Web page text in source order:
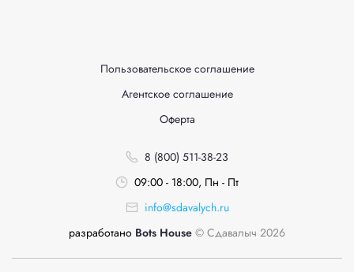
Пользовательское соглашение
Агентское соглашение
Оферта
8 (800) 511-38-23
09:00 - 18:00, Пн - Пт
info@sdavalych.ru
разработано Bots House © Сдавалыч 2026